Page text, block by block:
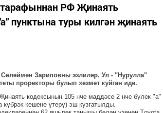
тарафыннан РФ Җинаять
пунктына туры килгән җинаять
Сөләймән Зариповны эзлиләр. Ул - "Нурулла"
проректоры булып хезмәт куйган иде.
кодексының 105 нче маддәсе 2 нче бүлек "а"
күбрәк кешене үтерү) эш кузгатылды.